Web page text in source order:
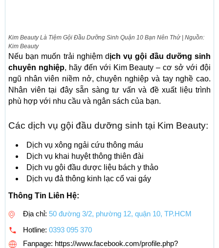
Kim Beauty Là Tiệm Gội Đầu Dưỡng Sinh Quận 10 Bạn Nên Thử | Nguồn:
Kim Beauty
Nếu bạn muốn trải nghiệm dịch vụ gội đầu dưỡng sinh
chuyên nghiệp, hãy đến với Kim Beauty – cơ sở với đội
ngũ nhân viên niềm nở, chuyên nghiệp và tay nghề cao.
Nhân viên tại đây sẵn sàng tư vấn và đề xuất liệu trình
phù hợp với nhu cầu và ngân sách của bạn.
Các dịch vụ gội đầu dưỡng sinh tại Kim Beauty:
Dịch vụ xông ngải cứu thông máu
Dịch vụ khai huyệt thông thiên đài
Dịch vụ gội đầu dược liệu bách y thảo
Dịch vụ đả thông kinh lạc cổ vai gáy
Thông Tin Liên Hệ:
Địa chỉ: 50 đường 3/2, phường 12, quận 10, TP.HCM
Hotline: 0393 095 370
Fanpage: https://www.facebook.com/profile.php?